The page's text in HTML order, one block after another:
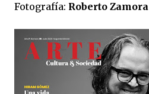
Fotografía: Roberto Zamora